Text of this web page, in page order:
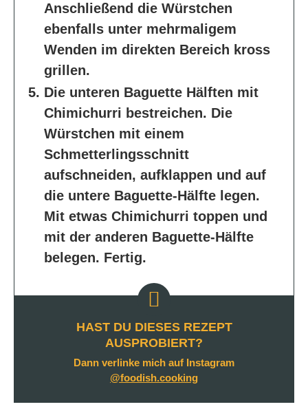
Anschließend die Würstchen
ebenfalls unter mehrmaligem
Wenden im direkten Bereich kross
grillen.
Die unteren Baguette Hälften mit
Chimichurri bestreichen. Die
Würstchen mit einem
Schmetterlingsschnitt
aufschneiden, aufklappen und auf
die untere Baguette-Hälfte legen.
Mit etwas Chimichurri toppen und
mit der anderen Baguette-Hälfte
belegen. Fertig.
HAST DU DIESES REZEPT
AUSPROBIERT?
Dann verlinke mich auf Instagram
@foodish.cooking